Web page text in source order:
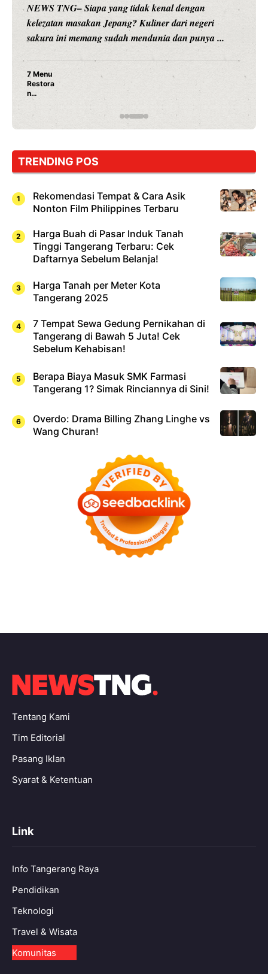
NEWS TNG– Siapa sangka, dua nama besar di dunia
hiburan, Nunung Srimulat dan Vicky Prasetyo, kini
merambah dunia kuliner dengan ...
Nunung Srimulat & Vicky Prasetyo Buka Restoran
Rahasia Mami Bikin Nagih!
TRENDING POS
Rekomendasi Tempat & Cara Asik
Nonton Film Philippines Terbaru
Harga Buah di Pasar Induk Tanah
Tinggi Tangerang Terbaru: Cek
Daftarnya Sebelum Belanja!
Harga Tanah per Meter Kota
Tangerang 2025
7 Tempat Sewa Gedung Pernikahan di
Tangerang di Bawah 5 Juta! Cek
Sebelum Kehabisan!
Berapa Biaya Masuk SMK Farmasi
Tangerang 1? Simak Rinciannya di Sini!
Overdo: Drama Billing Zhang Linghe vs
Wang Churan!
Tentang Kami
Tim Editorial
Pasang Iklan
Syarat & Ketentuan
Link
Info Tangerang Raya
Pendidikan
Teknologi
Travel & Wisata
Komunitas